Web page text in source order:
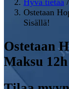
Hyvä tietää /
Ostetaan
Sisällä!
Ostetaan
Maksu